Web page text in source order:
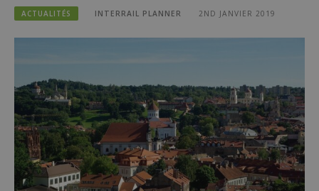
ACTUALITÉS INTERRAIL PLANNER 2ND JANVIER 2019